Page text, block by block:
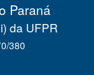
Paraná
da UFPR
380